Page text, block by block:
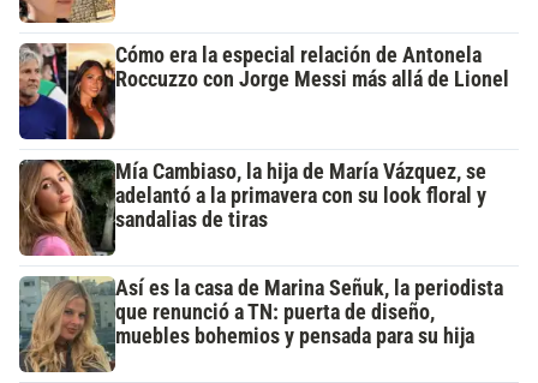
Cómo era la especial relación de Antonela
Roccuzzo con Jorge Messi más allá de Lionel
Mía Cambiaso, la hija de María Vázquez, se
adelantó a la primavera con su look floral y
sandalias de tiras
Así es la casa de Marina Señuk, la periodista
que renunció a TN: puerta de diseño,
muebles bohemios y pensada para su hija